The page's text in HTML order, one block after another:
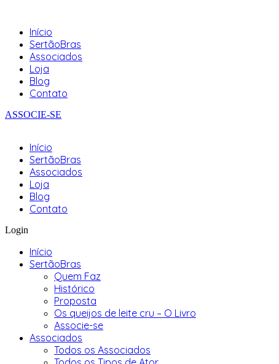
Início
SertãoBras
Associados
Loja
Blog
Contato
ASSOCIE-SE
Início
SertãoBras
Associados
Loja
Blog
Contato
Login
Início
SertãoBras
Quem Faz
Histórico
Proposta
Os queijos de leite cru – O Livro
Associe-se
Associados
Todos os Associados